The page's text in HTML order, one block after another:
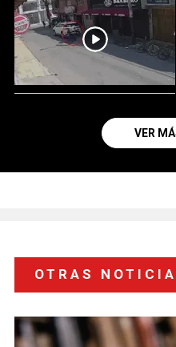
VER
OTRAS